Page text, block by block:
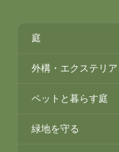
庭
外構・エクステリア
ペットと暮らす庭
緑地を守る